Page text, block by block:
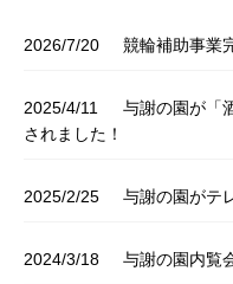
2026/7/20 競輪補助事業
2025/4/11
与謝の園が「
されました！
2025/2/25 与謝の園がテ
2024/3/18 与謝の園内